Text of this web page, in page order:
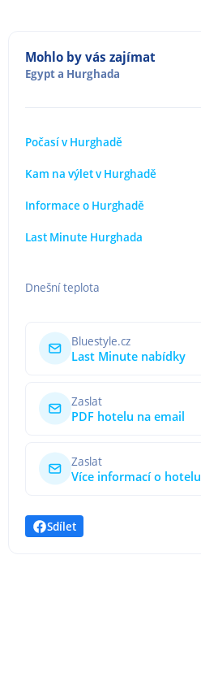
Mohlo by vás zajímat
Egypta Hurghada
Počasí v Hurghadě
Kam na výlet v Hurghadě
Informace o Hurghadě
Last Minute Hurghada
Dnešní teplota
Bluestyle.cz
Last Minute nabídky
Zaslat
PDF hotelu na email
Zaslat
Více informací o hotelu
Sdílet